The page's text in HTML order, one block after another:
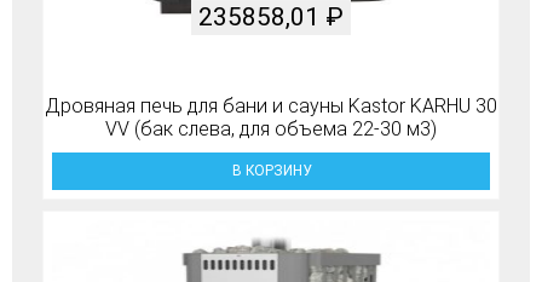
Дровяная печь для бани и сауны Kastor KARHU 30
VV (бак слева, для объема 22-30 м3)
235858,01 ₽
В КОРЗИНУ